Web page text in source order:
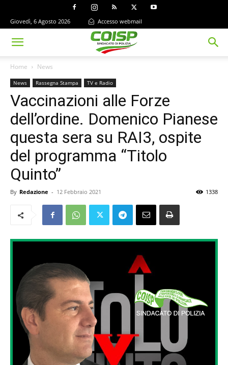
Giovedì, 6 Agosto 2026 Accesso webmail
Home News
News Rassegna Stampa TV e Radio
Vaccinazioni alle Forze
dell’ordine. Domenico Pianese
questa sera su RAI3, ospite
del programma “Titolo
Quinto”
By Redazione - 12 Febbraio 2021 1338